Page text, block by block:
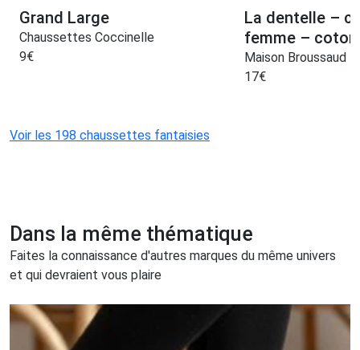
Grand Large
Chaussettes Coccinelle
9€
La dentelle –
femme –
Maison Broussaud
17€
Voir les 198 chaussettes fantaisies
Dans la même thématique
Faites la connaissance d'autres marques du même univers
et qui devraient vous plaire